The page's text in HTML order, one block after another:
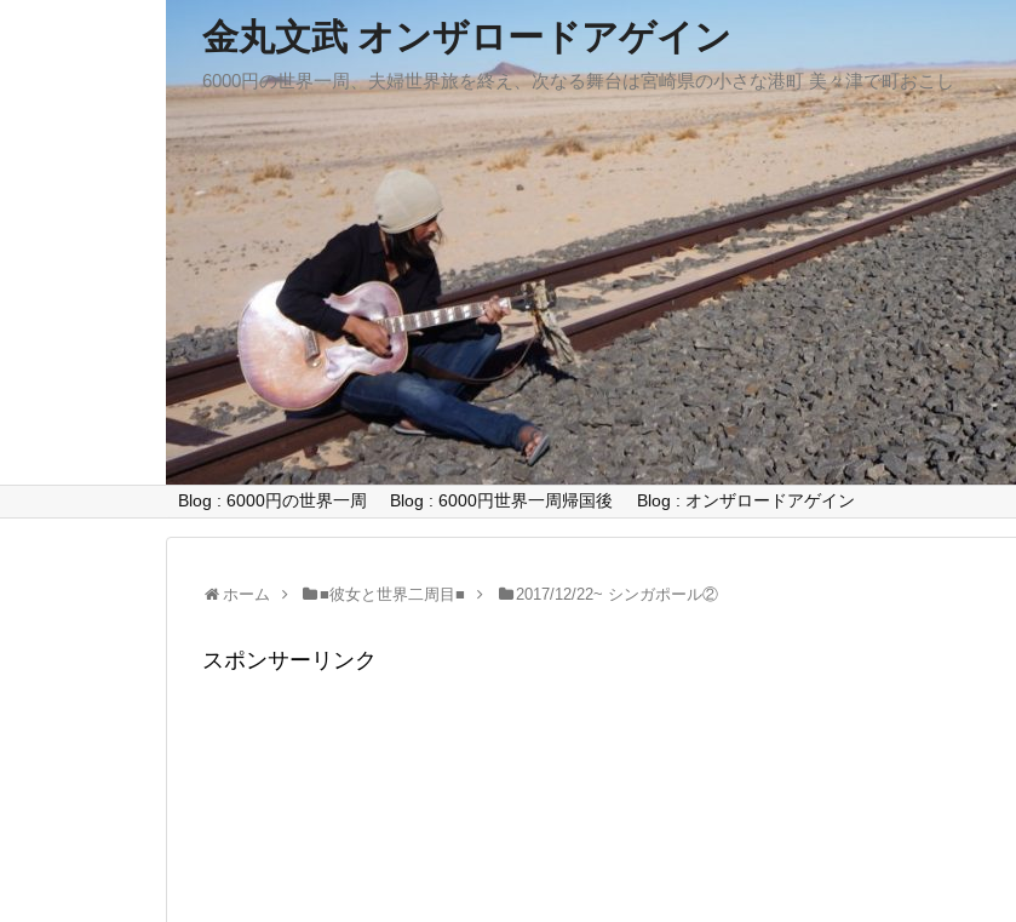
金丸文武 オンザロードアゲイン
6000円の世界一周、夫婦世界旅を終え、次なる舞台は宮崎県の小さな港町 美々津で町おこし
Blog : 6000円の世界一周 Blog : 6000円世界一周帰国後 Blog : オンザロードアゲイン
ホーム ■彼女と世界二周目■ 2017/12/22~ シンガポール②
スポンサーリンク